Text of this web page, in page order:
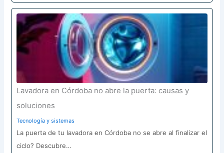
Lavadora en Córdoba no abre la puerta: causas y
soluciones
Tecnología y sistemas
La puerta de tu lavadora en Córdoba no se abre al finalizar el
ciclo? Descubre…